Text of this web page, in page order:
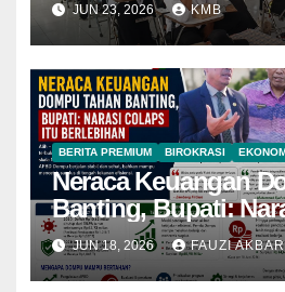
JUN 23, 2026 KMB
BERITA PREMIUM BIROKRASI
Neraca Keuangan
Banting, Bupati:
Berlebihan
JUN 18, 2026 FAUZI AKBAR